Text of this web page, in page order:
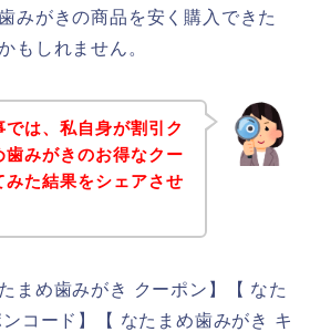
みがきの商品を安く購入できた
もしれません。
は、私自身が割引ク
歯みがきのお得なクー
た結果をシェアさせ
まめ歯みがき クーポン】【 なた
コード】【 なたまめ歯みがき キ